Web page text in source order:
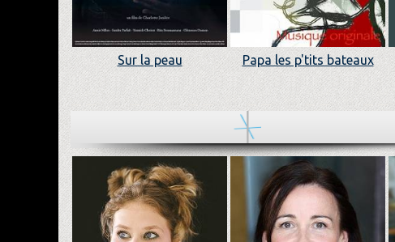
Sur la peau Papa les p'tits bateaux